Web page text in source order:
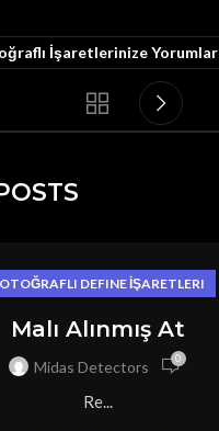
İşaretlerinize Yorumlar
DEFINE İŞARETLERI
Malı Alınmış At
Midas Detectors 0
Re...